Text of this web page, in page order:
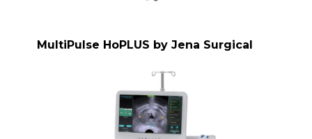
MultiPulse HoPLUS by Jena Surgical